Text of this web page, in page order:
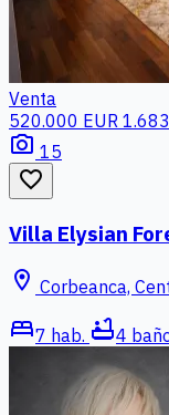
Venta
520.000 EUR
photo_camera 15
favorite_border
Villa Elysian
location_on Corbeanca,
bed7 hab. bathtub4